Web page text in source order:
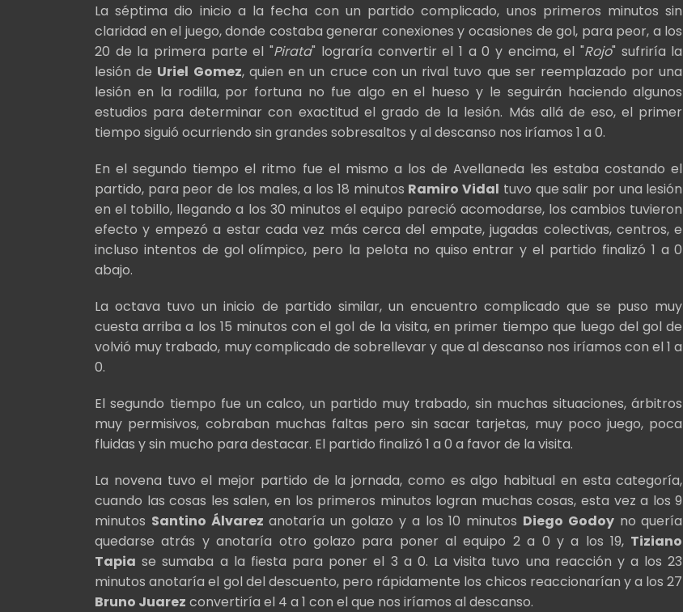
La séptima dio inicio a la fecha con un partido complicado, unos primeros minutos sin
claridad en el juego, donde costaba generar conexiones y ocasiones de gol, para peor, a los
20 de la primera parte el "Pirata" lograría convertir el 1 a 0 y encima, el "Rojo" sufriría la
lesión de Uriel Gomez, quien en un cruce con un rival tuvo que ser reemplazado por una
lesión en la rodilla, por fortuna no fue algo en el hueso y le seguirán haciendo algunos
estudios para determinar con exactitud el grado de la lesión. Más allá de eso, el primer
tiempo siguió ocurriendo sin grandes sobresaltos y al descanso nos iríamos 1 a 0.
En el segundo tiempo el ritmo fue el mismo a los de Avellaneda les estaba costando el
partido, para peor de los males, a los 18 minutos Ramiro Vidal tuvo que salir por una lesión
en el tobillo, llegando a los 30 minutos el equipo pareció acomodarse, los cambios tuvieron
efecto y empezó a estar cada vez más cerca del empate, jugadas colectivas, centros, e
incluso intentos de gol olímpico, pero la pelota no quiso entrar y el partido finalizó 1 a 0
abajo.
La octava tuvo un inicio de partido similar, un encuentro complicado que se puso muy
cuesta arriba a los 15 minutos con el gol de la visita, en primer tiempo que luego del gol de
volvió muy trabado, muy complicado de sobrellevar y que al descanso nos iríamos con el 1 a
0.
El segundo tiempo fue un calco, un partido muy trabado, sin muchas situaciones, árbitros
muy permisivos, cobraban muchas faltas pero sin sacar tarjetas, muy poco juego, poca
fluidas y sin mucho para destacar. El partido finalizó 1 a 0 a favor de la visita.
La novena tuvo el mejor partido de la jornada, como es algo habitual en esta categoría,
cuando las cosas les salen, en los primeros minutos logran muchas cosas, esta vez a los 9
minutos Santino Álvarez anotaría un golazo y a los 10 minutos Diego Godoyno quería
quedarse atrás y anotaría otro golazo para poner al equipo 2 a 0 y a los 19, Tiziano
Tapia se sumaba a la fiesta para poner el 3 a 0. La visita tuvo una reacción y a los 23
minutos anotaría el gol del descuento, pero rápidamente los chicos reaccionarían y a los 27
Bruno Juarez convertiría el 4 a 1 con el que nos iríamos al descanso.